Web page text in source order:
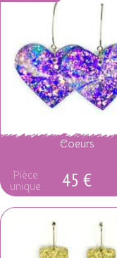
Coeurs
Pièce
unique
45 €